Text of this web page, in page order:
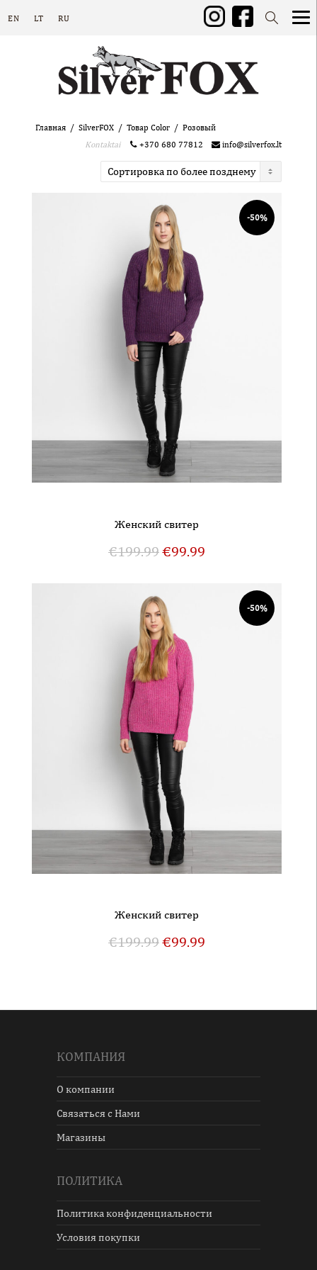
EN LT RU
Главная SilverFOX Товар Color
Розовый
Kontaktai
+370 680 77812 info@silverfox.lt
-50%
Женский свитер
€199.99€99.99
-50%
Женский свитер
€199.99€99.99
КОМПАНИЯ
О компании
Связаться с Нами
Магазины
ПОЛИТИКА
Политика конфиденциальности
Условия покупки